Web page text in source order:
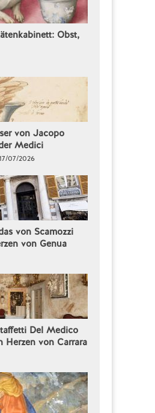
Obst,
von Jacopo
Medici
07/2026
von Scamozzi
von Genua
Del Medico
Herzen von Carrara